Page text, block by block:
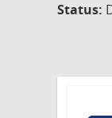
Status: